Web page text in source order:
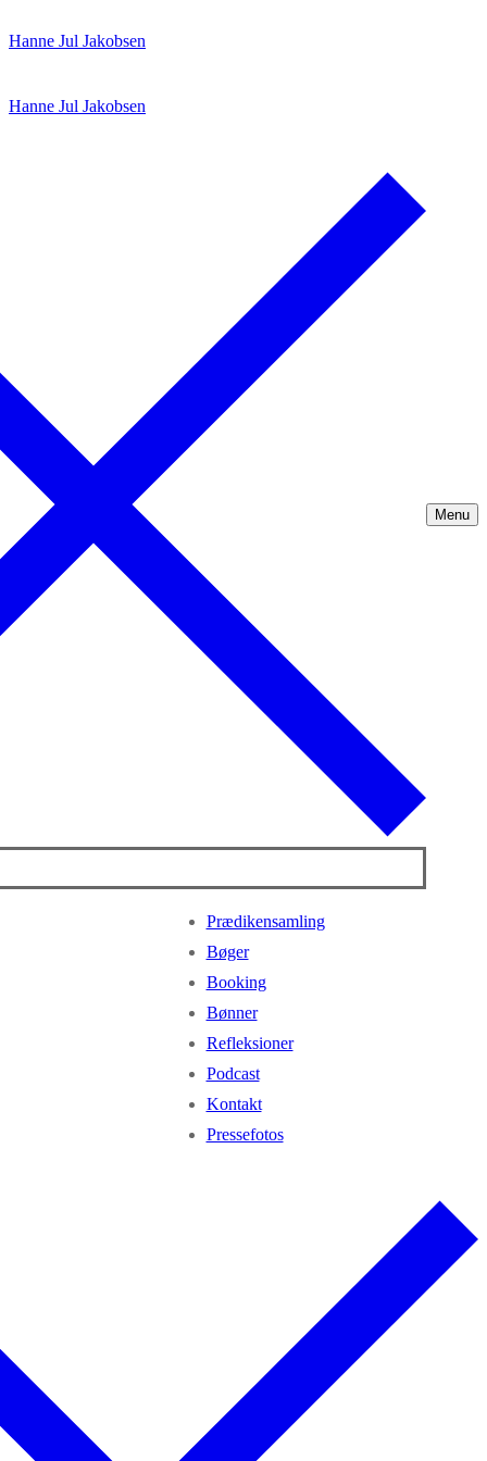
til
Hanne Jul Jakobsen
Hanne Jul Jakobsen
Menu
Prædikensamling
Bøger
Booking
Bønner
Refleksioner
Podcast
Kontakt
Pressefotos